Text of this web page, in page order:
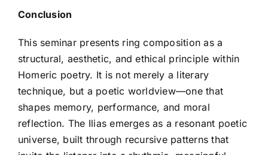
Conclusion
This seminar presents ring composition as a
structural, aesthetic, and ethical principle within
Homeric poetry. It is not merely a literary
technique, but a poetic worldview—one that
shapes memory, performance, and moral
reflection. The Ilias emerges as a resonant poetic
universe, built through recursive patterns that